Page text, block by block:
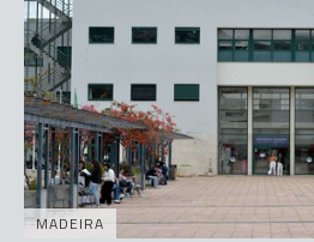
MADEIRA